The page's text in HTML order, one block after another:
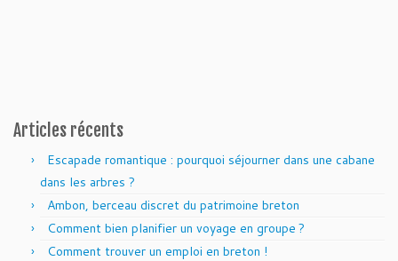
Articles récents
Escapade romantique : pourquoi séjourner dans une cabane
dans les arbres ?
Ambon, berceau discret du patrimoine breton
Comment bien planifier un voyage en groupe ?
Comment trouver un emploi en breton !